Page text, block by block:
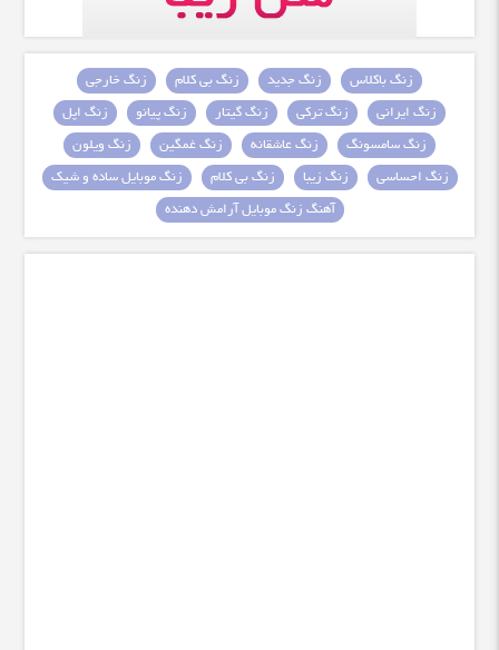
زنگ باکلاس زنگ جدید زنگ بی کلام
زنگ خارجی
زنگ ایرانی
زنگ ترکی زنگ گیتار زنگ پیانو
زنگ اپل
زنگ سامسونگ
زنگ عاشقانه زنگ غمگین
زنگ ویلون
زنگ احساسی
زنگ زیبا زنگ بی کلام
زنگ موبایل ساده و شیک
آهنگ زنگ موبایل آرامش دهنده